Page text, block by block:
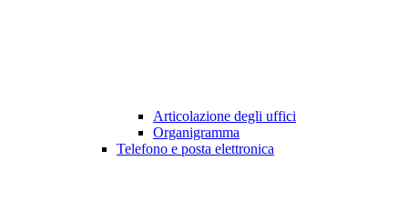
Articolazione degli uffici
Organigramma
Telefono e posta elettronica